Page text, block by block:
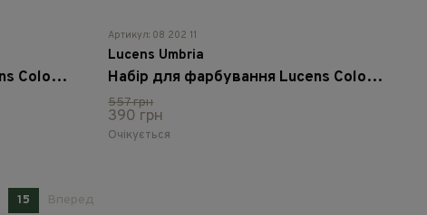
Набір для фарбування Lucens Color 4.05 - Чорний шоколад
Артикул: 08 202 11
Lucens Umbria
Набір для фарбування Lucens Color 4.20 - Слива
557 грн
390 грн
Очікується
15 Вперед